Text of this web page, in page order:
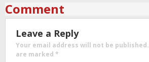
Comment
Leave a Reply
Your email address will not be published.
are marked *